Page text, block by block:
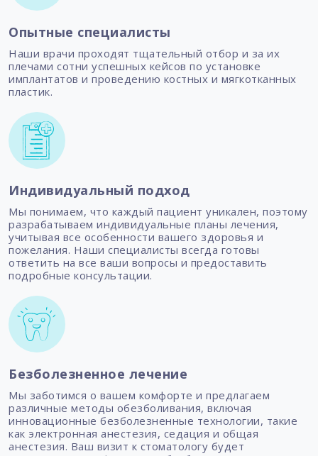
Опытные специалисты
Наши врачи проходят тщательный отбор и за их
плечами сотни успешных кейсов по установке
имплантатов и проведению костных и мягкотканных
пластик.
Индивидуальный подход
Мы понимаем, что каждый пациент уникален, поэтому
разрабатываем индивидуальные планы лечения,
учитывая все особенности вашего здоровья и
пожелания. Наши специалисты всегда готовы
ответить на все ваши вопросы и предоставить
подробные консультации.
Безболезненное лечение
Мы заботимся о вашем комфорте и предлагаем
различные методы обезболивания, включая
инновационные безболезненные технологии, такие
как электронная анестезия, седация и общая
анестезия. Ваш визит к стоматологу будет